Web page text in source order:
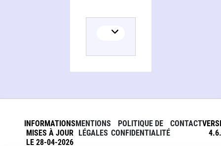
INFORMATIONS
MISES À JOUR
LE 28-04-2026
MENTIONS
LÉGALES
POLITIQUE DE
CONFIDENTIALITÉ
CONTACT